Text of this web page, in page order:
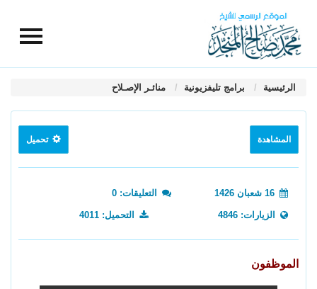
الرئيسية برامج تليفزيونية منائـر الإصـلاح
المشاهدة تحميل
التعليقات: 0
الزيارات: 4846 التحميل: 4011
الموظفون